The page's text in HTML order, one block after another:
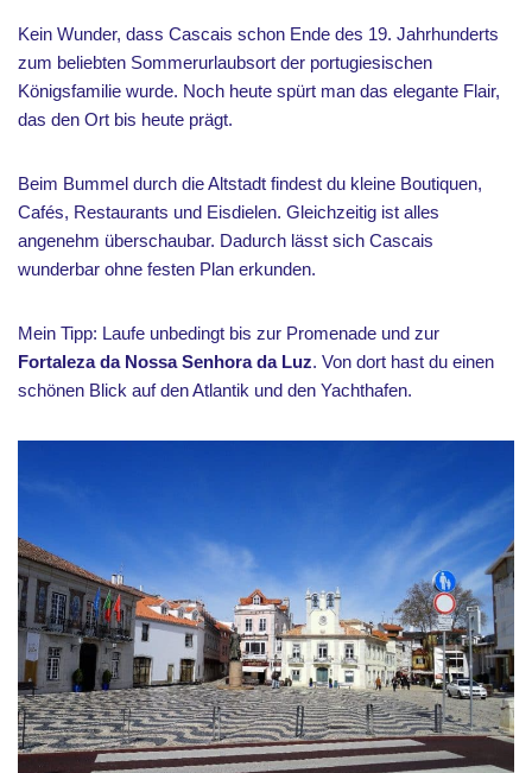
Kein Wunder, dass Cascais schon Ende des 19. Jahrhunderts
zum beliebten Sommerurlaubsort der portugiesischen
Königsfamilie wurde. Noch heute spürt man das elegante Flair,
das den Ort bis heute prägt.
Beim Bummel durch die Altstadt findest du kleine Boutiquen,
Cafés, Restaurants und Eisdielen. Gleichzeitig ist alles
angenehm überschaubar. Dadurch lässt sich Cascais
wunderbar ohne festen Plan erkunden.
Mein Tipp: Laufe unbedingt bis zur Promenade und zur
Fortaleza da Nossa Senhora da Luz. Von dort hast du einen
schönen Blick auf den Atlantik und den Yachthafen.